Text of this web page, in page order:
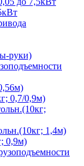
руки)
0,7/0,9м)
1,4м)
0,9м)